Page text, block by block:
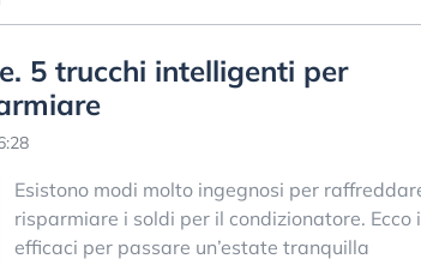
5 trucchi intelligenti per
Esistono modi molto ingegnosi per
risparmiare i soldi per il condizionatore. Ecco
efficaci per passare un’estate tranquilla